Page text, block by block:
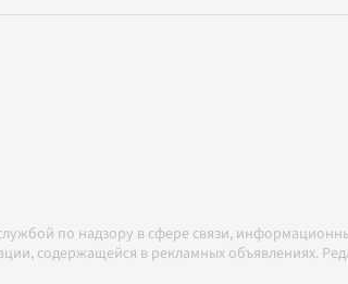
по надзору в сфере связи,
содержащейся в рекламных объявлениях.